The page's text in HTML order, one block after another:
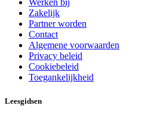
Werken bij
Zakelijk
Partner worden
Contact
Algemene voorwaarden
Privacy beleid
Cookiebeleid
Toegankelijkheid
Leesgidsen